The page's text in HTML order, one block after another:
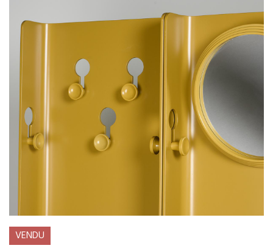
VENDU